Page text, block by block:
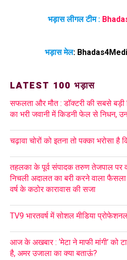
भड़ास लीगल टीम :
भड़ास मेल:
LATEST 100 भड़ास
सफलता और मौत : डॉक्टरी की सबसे बड़ी
का भरी जवानी में किडनी फेल से निधन,
चढ़ावा चोरों को इतना तो पक्का भरोसा है
तहलका के पूर्व संपादक तरुण तेजपाल पर
निचली अदालत का बरी करने वाला फैसला
वर्ष के कठोर कारावास की सजा
TV9 भारतवर्ष में सोशल मीडिया
आज के अखबार : ‘मेटा ने माफी मांगी’ को
है, अमर उजाला का क्या बताऊं?